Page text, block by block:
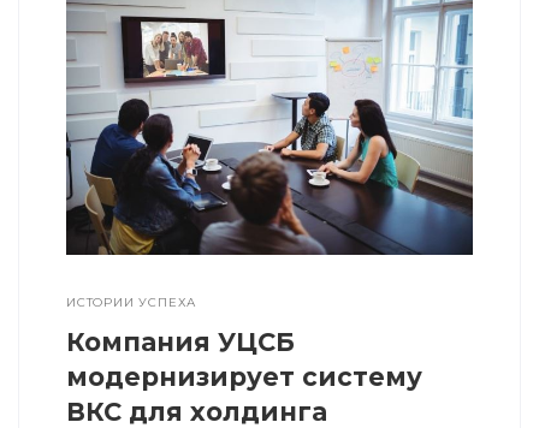
ИСТОРИИ УСПЕХА
Компания УЦСБ
модернизирует систему
ВКС для холдинга